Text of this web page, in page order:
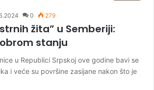
0 279
žita” u Semberiji:
stanju
u Republici Srpskoj ove godine bavi se
i veće su površine zasijane nakon što je